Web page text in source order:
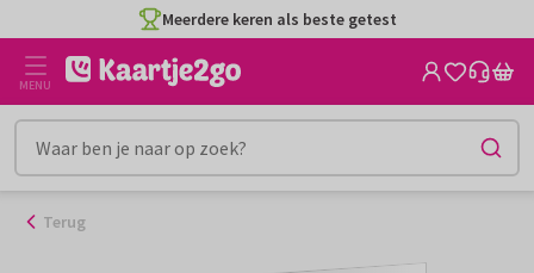
naar
inhoud
Meerdere keren als beste getest
MENU
Terug